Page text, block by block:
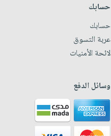
حسابك
حسابك
عربة التسوق
لائحة الأمنيات
وسائل الدفع